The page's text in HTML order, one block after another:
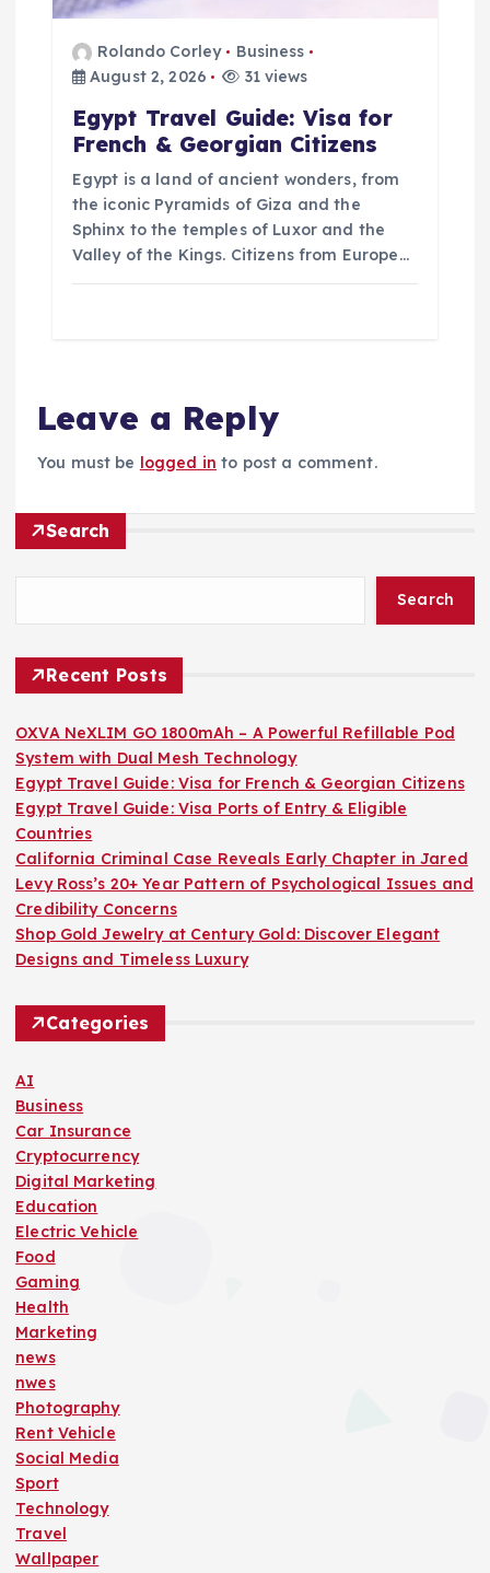
Rolando Corley
Business
August 2, 2026
31 views
Egypt Travel Guide: Visa for
French & Georgian Citizens
Egypt is a land of ancient wonders, from
the iconic Pyramids of Giza and the
Sphinx to the temples of Luxor and the
Valley of the Kings. Citizens from Europe…
Leave a Reply
You must be logged in to post a comment.
Search
Search
Recent Posts
OXVA NeXLIM GO 1800mAh – A Powerful Refillable Pod
System with Dual Mesh Technology
Egypt Travel Guide: Visa for French & Georgian Citizens
Egypt Travel Guide: Visa Ports of Entry & Eligible
Countries
California Criminal Case Reveals Early Chapter in Jared
Levy Ross’s 20+ Year Pattern of Psychological Issues and
Credibility Concerns
Shop Gold Jewelry at Century Gold: Discover Elegant
Designs and Timeless Luxury
Categories
AI
Business
Car Insurance
Cryptocurrency
Digital Marketing
Education
Electric Vehicle
Food
Gaming
Health
Marketing
news
nwes
Photography
Rent Vehicle
Social Media
Sport
Technology
Travel
Wallpaper